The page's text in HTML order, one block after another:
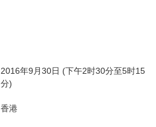
2016年9月30日 (下午2时30分至5时15
分)
香港